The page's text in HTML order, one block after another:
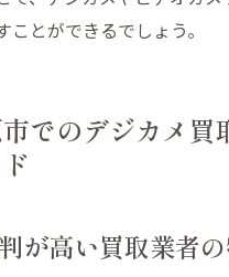
ことができるでしょう。
でのデジカメ買
が高い買取業者